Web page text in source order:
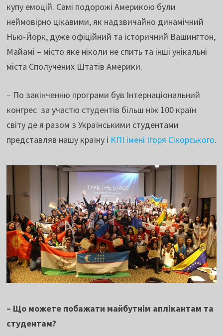
купу емоцій. Самі подорожі Америкою були
неймовірно цікавими, як надзвичайно динамічний
Нью-Йорк, дуже офіційний та історичний Вашингтон,
Майамі – місто яке ніколи не спить та інші унікальні
міста Сполучених Штатів Америки.
– По закінченню програми був Інтернаціональний
конгрес за участю студентів більш ніж 100 країн
світу де я разом з Українськими студентами
представляв нашу країну і КПІ імені Ігоря Сікорського.
– Що можете побажати майбутнім аплікантам та
студентам?